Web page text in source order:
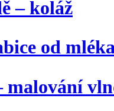
– koláž
od